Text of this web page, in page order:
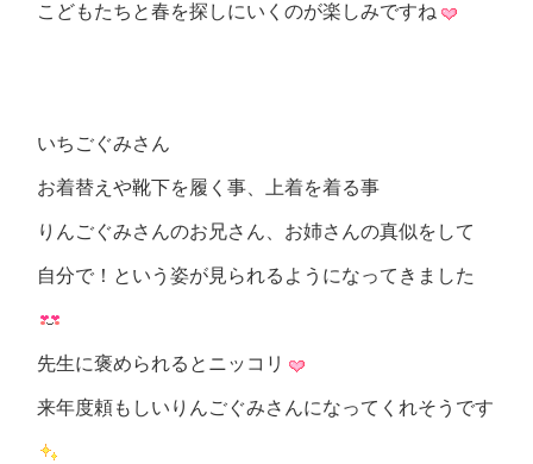
こどもたちと春を探しにいくのが楽しみですね
いちごぐみさん
お着替えや靴下を履く事、上着を着る事
りんごぐみさんのお兄さん、お姉さんの真似をして
自分で！という姿が見られるようになってきました
先生に褒められるとニッコリ
来年度頼もしいりんごぐみさんになってくれそうです